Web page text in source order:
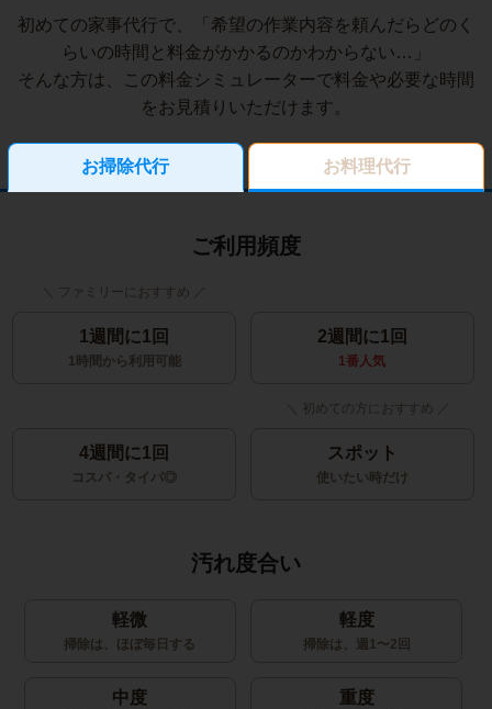
初めての家事代行で、「希望の作業内容を頼んだらどのく
らいの時間と料金がかかるのかわからない…」
そんな方は、この料金シミュレーターで料金や必要な時間
をお見積りいただけます。
お掃除代行 お料理代行
ご利用頻度
1週間に1回
1時間から利用可能
2週間に1回
1番人気
4週間に1回
コスパ・タイパ◎
スポット
使いたい時だけ
汚れ度合い
軽微
掃除は、ほぼ毎日する
軽度
掃除は、週1〜2回
中度 重度